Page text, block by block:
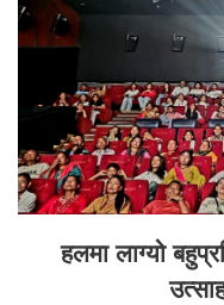
हलमा लाग्यो